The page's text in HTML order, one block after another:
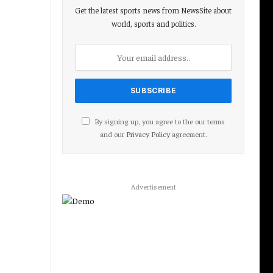
Get the latest sports news from NewsSite about
world, sports and politics.
By signing up, you agree to the our terms
and our Privacy Policyagreement.
Advertisement